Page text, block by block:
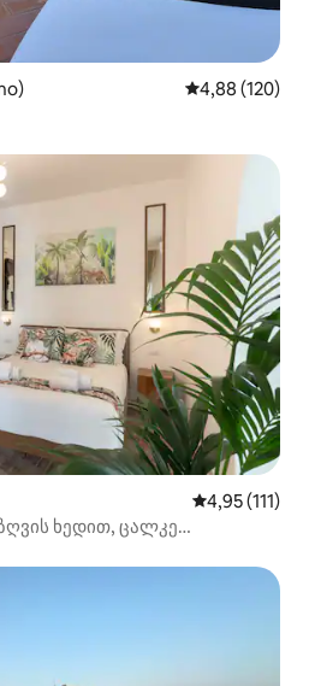
საშუალო
4,88 (120)
საშუალო
4,95 (111)
ხედით, ცალკე